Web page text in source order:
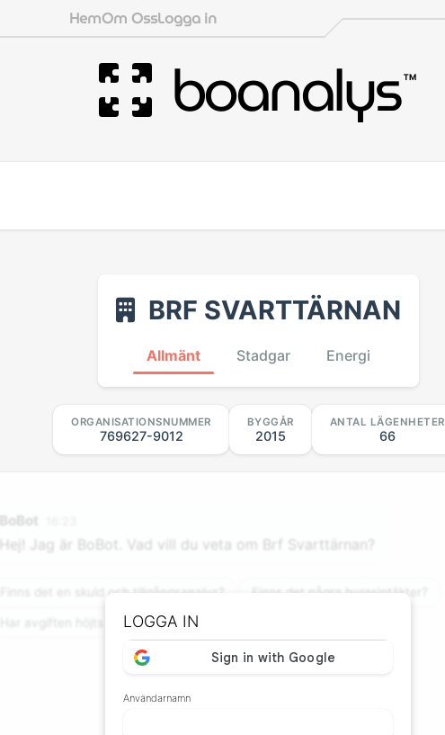
HemOm OssLogga in
boanalys™
BRF SVARTTÄRNAN
Allmänt Stadgar Energi
ORGANISATIONSNUMMER
769627-9012
BYGGÅR
2015
ANTAL LÄGENHETER
66
LOGGA IN
Användarnamn
BoBot
Hej! Jag är BoBot. Vad vill du veta om Brf Svarttärnan?
Finns det en skuld och tillgångsanalys? Finns det några hyresintäkter?
Har avgiften höjts nyligen eller finns planer på att höja den?